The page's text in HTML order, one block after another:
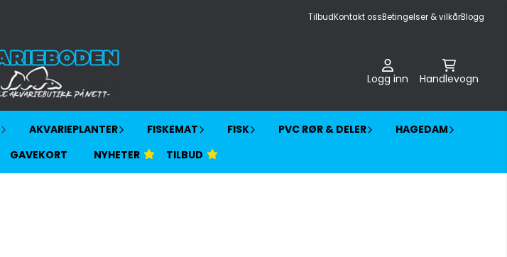
TilbudKontakt ossBetingelser & vilkårBlogg
Logg inn Handlevogn
AKVARIEPLANTER FISKEMAT FISK PVC RØR & DELER
HAGEDAM
GAVEKORT NYHETER TILBUD